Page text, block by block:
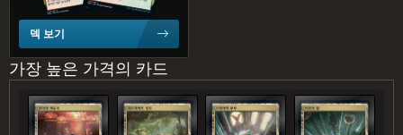
덱 보기
가장 높은 가격의 카드
잰더의 라운지 제트미어의 정원 스파라의 본부 라핀의 탑